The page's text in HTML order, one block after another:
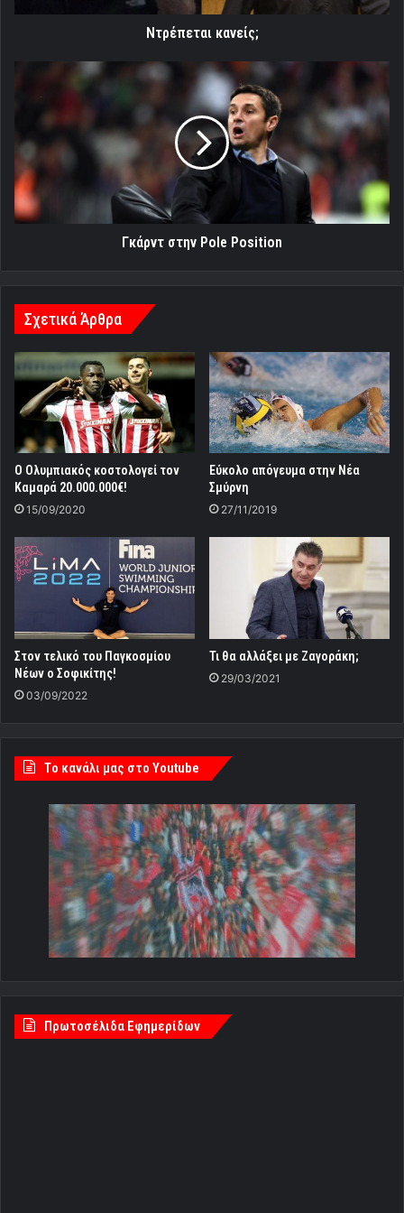
Ντρέπεται κανείς;
Position
Γκάρντ στην Pole Position
Σχετικά Άρθρα
Ο Ολυμπιακός κοστολογεί τον
Καμαρά 20.000.000€!
15/09/2020
Εύκολο απόγευμα στην Νέα
Σμύρνη
27/11/2019
Στον τελικό του Παγκοσμίου
Νέων ο Σοφικίτης!
03/09/2022
Τι θα αλλάξει με Ζαγοράκη;
29/03/2021
Tο κανάλι μας στο Youtube
Πρωτοσέλιδα Εφημερίδων